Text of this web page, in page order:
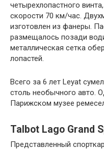
четырехлопастного
скорости 70 км/час.
изготовлен из фанеры.
размещалось позади
металлическая сетка
лопастей.
Всего за 6 лет Leyat
столь необычного авто.
Парижском музее
Talbot Lago Grand
Представленный